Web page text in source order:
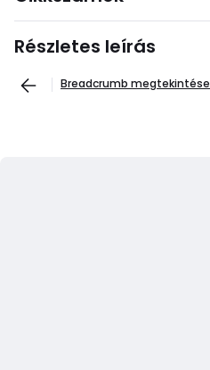
Részletes leírás
Breadcrumb megtekintése